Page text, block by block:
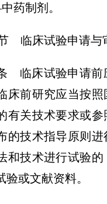
药制剂。
临床试验申请与
临床试验申请前
床前研究应当按照
有关技术要求或参
的技术指导原则
和技术进行试验
或文献资料。